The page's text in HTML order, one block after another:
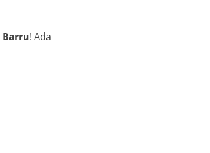
Barru! Ada